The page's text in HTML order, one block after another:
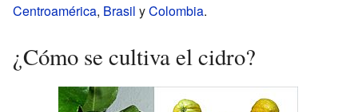
Centroamérica, Brasil yColombia.
¿Cómo se cultiva el cidro?